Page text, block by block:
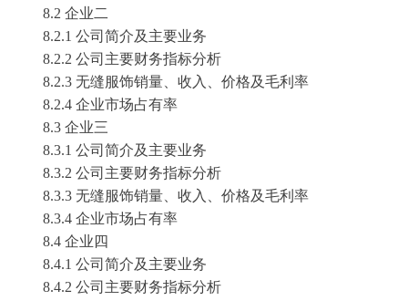
8.2 企业二
8.2.1 公司简介及主要业务
8.2.2 公司主要财务指标分析
8.2.3 无缝服饰销量、收入、价格及毛利率
8.2.4 企业市场占有率
8.3 企业三
8.3.1 公司简介及主要业务
8.3.2 公司主要财务指标分析
8.3.3 无缝服饰销量、收入、价格及毛利率
8.3.4 企业市场占有率
8.4 企业四
8.4.1 公司简介及主要业务
8.4.2 公司主要财务指标分析